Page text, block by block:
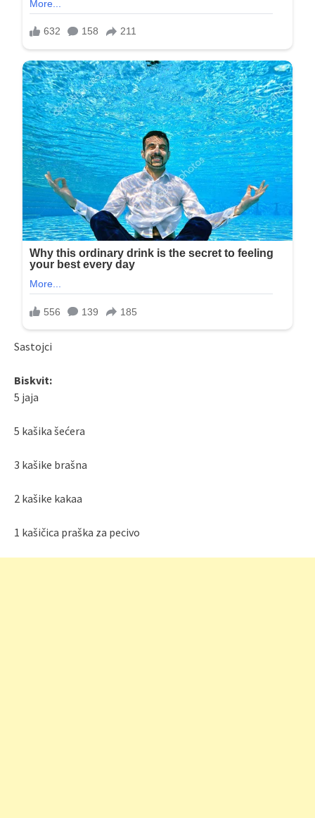
Sastojci
Biskvit:
5 jaja
5 kašika šećera
3 kašike brašna
2 kašike kakaa
1 kašičica praška za pecivo